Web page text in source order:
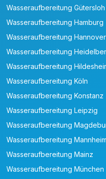
Wasseraufbereitung Gütersloh
Wasseraufbereitung Hamburg
Wasseraufbereitung Hannover
Wasseraufbereitung
Wasseraufbereitung
Wasseraufbereitung Köln
Wasseraufbereitung Konstanz
Wasseraufbereitung Leipzig
Wasseraufbereitung
Wasseraufbereitung Mannheim
Wasseraufbereitung Mainz
Wasseraufbereitung München